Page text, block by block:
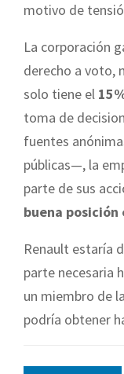
motivo de
La corporación
derecho a voto,
solo tiene el
toma de
fuentes
públicas—, la
parte de sus
buena posición
Renault estaría
parte necesaria
un miembro de
podría obtener